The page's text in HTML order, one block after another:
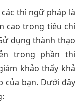
thì ngữ pháp là
cao trong tiêu chí
dụng thành thạo
trong phần thi
khảo thấy khả
của bạn. Dưới đây